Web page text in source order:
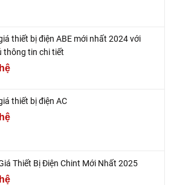
thiết bị điện ABE mới nhất 2024 với
thông tin chi tiết
thiết bị điện AC
Thiết Bị Điện Chint Mới Nhất 2025